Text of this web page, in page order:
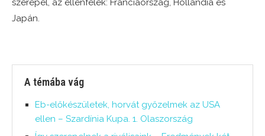
szerepel, az ellenfelek: Franciaország, Hollandia és
Japán.
A témába vág
Eb-előkészületek, horvát győzelmek az USA
ellen – Szardínia Kupa. 1. Olaszország